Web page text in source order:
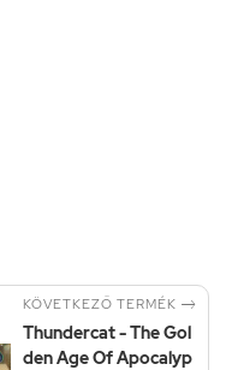
KÖVETKEZŐ TERMÉK 
Thundercat - The Gol
den Age Of Apocalyp